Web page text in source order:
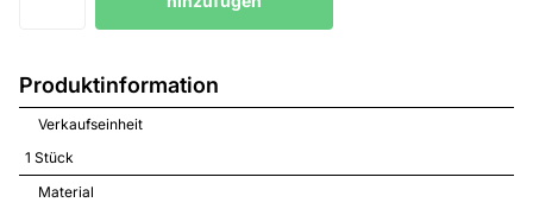
Produktinformation
Verkaufseinheit
1 Stück
Material